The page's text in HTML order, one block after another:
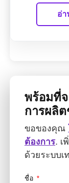
อ่า
พร้อมที่
การผลิ
ขอของคุณ
ต้องการ. เ
ด้วยระบบเ
ชื่อ